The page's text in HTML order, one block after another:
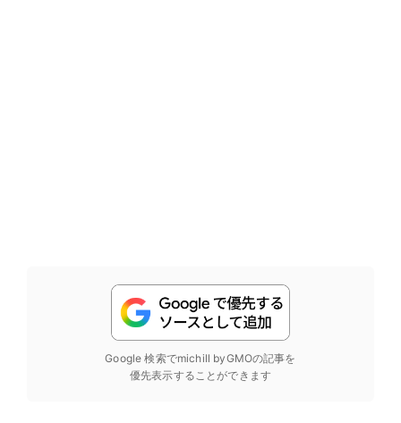
Google 検索でmichill byGMOの記事を
優先表示することができます